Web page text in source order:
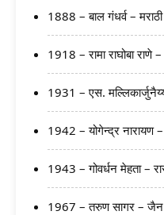
1888 – बाल गंधर्व –
1918 – रामा राघोबा राणे
1931 – एस.
1942 – योगेन्द्र नारायण –
1943 – गोवर्धन मेहता –
1967 – तरुण सागर – जैन